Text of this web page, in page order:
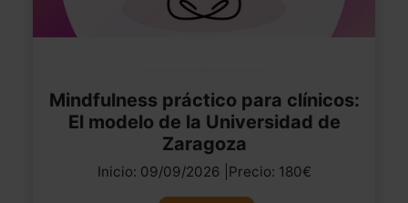
Mindfulness práctico para clínicos:
El modelo de la Universidad de
Zaragoza
Inicio: 09/09/2026 |Precio: 180€